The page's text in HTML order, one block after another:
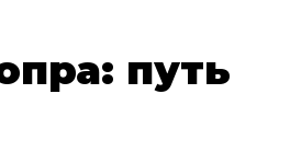
путь